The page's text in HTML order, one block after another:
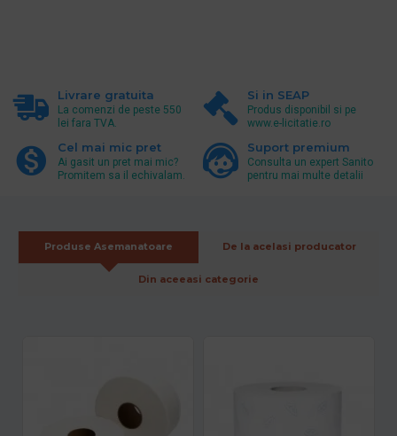
Livrare gratuita
La comenzi de peste 550
lei fara TVA.
Si in SEAP
Produs disponibil si pe
www.e-licitatie.ro
Cel mai mic pret
Ai gasit un pret mai mic?
Promitem sa il echivalam.
Suport premium
Consulta un expert Sanito
pentru mai multe detalii
Produse Asemanatoare De la acelasi producator
Din aceeasi categorie